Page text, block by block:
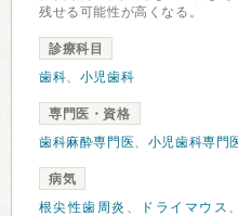
残せる可能性が高くなる。
診療科目
歯科、 小児歯科
専門医・資格
歯科麻酔専門医、 小児歯科専門
病気
根尖性歯周炎 、 ドライマウス